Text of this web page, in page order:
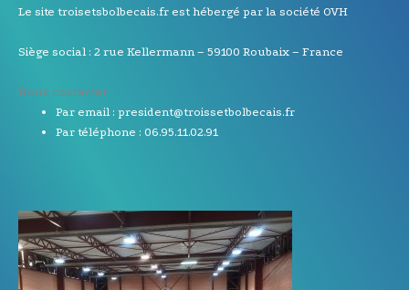
Le site troisetsbolbecais.fr est hébergé par la société OVH
Siège social : 2 rue Kellermann – 59100 Roubaix – France
Nous contacter
Par email : president@troissetbolbecais.fr
Par téléphone : 06.95.11.02.91